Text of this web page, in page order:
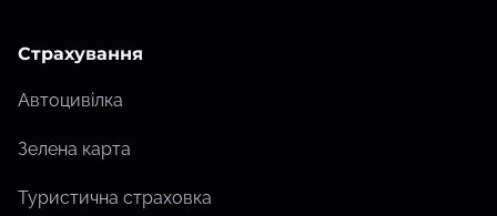
Страхування
Автоцивілка
Зелена карта
Туристична страховка